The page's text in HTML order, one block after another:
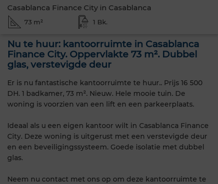
Casablanca Finance City in Casablanca
73 m² 1 Bk.
Nu te huur: kantoorruimte in Casablanca
Finance City. Oppervlakte 73 m². Dubbel
glas, verstevigde deur
Er is nu fantastische kantoorruimte te huur.. Prijs 16 500
DH. 1 badkamer, 73 m². Nieuw. Hele mooie tuin. De
woning is voorzien van een lift en een parkeerplaats.
Ideaal als u een eigen kantoor wilt in Casablanca Finance
City. Deze woning is uitgerust met een verstevigde deur
en een beveiligingssysteem. Goede isolatie met dubbel
glas.
Neem nu contact met ons op om deze kantoorruimte te